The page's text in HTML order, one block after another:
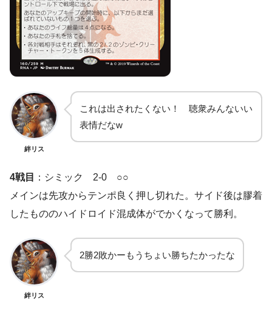
絆リス
これは出されたくない！ 聴衆みんないい
表情だなw
4戦目
：シミック 2-0 ○○
メインは先攻からテンポ良く押し切れた。サイド後は膠着
したもののハイドロイド混成体がでかくなって勝利。
絆リス
2勝2敗かーもうちょい勝ちたかったな